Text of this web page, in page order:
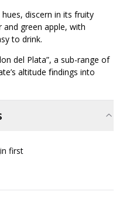
discern in its fruity
green apple, with
to drink.
del Plata”, a sub-range of
altitude ﬁndings into
first